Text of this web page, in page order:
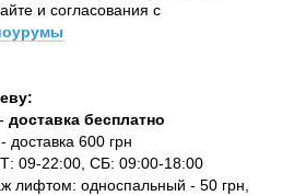
и согласования с
доставка бесплатно
доставка 600 грн
09-22:00, СБ: 09:00-18:00
лифтом: односпальный - 50 грн,